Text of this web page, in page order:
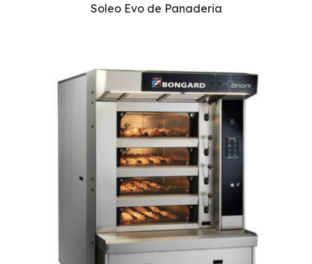
Soleo Evo de Panaderia